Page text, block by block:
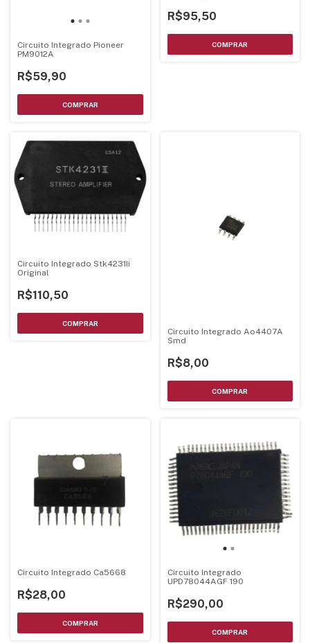
Circuito Integrado Pioneer
PM9012A
R$59,90
R$95,50
Circuito Integrado Stk4231Ii
Original
R$110,50
Circuito Integrado Ao4407A
Smd
R$8,00
Circuito Integrado Ca5668
R$28,00
Circuito Integrado
UPD78044AGF 190
R$290,00